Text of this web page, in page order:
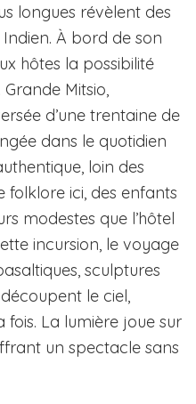
longues révèlent des
À bord de son
hôtes la possibilité
Grande Mitsio,
d’une trentaine de
dans le quotidien
loin des
folklore ici, des enfants
modestes que l’hôtel
incursion, le voyage
sculptures
le ciel,
La lumière joue sur
un spectacle sans